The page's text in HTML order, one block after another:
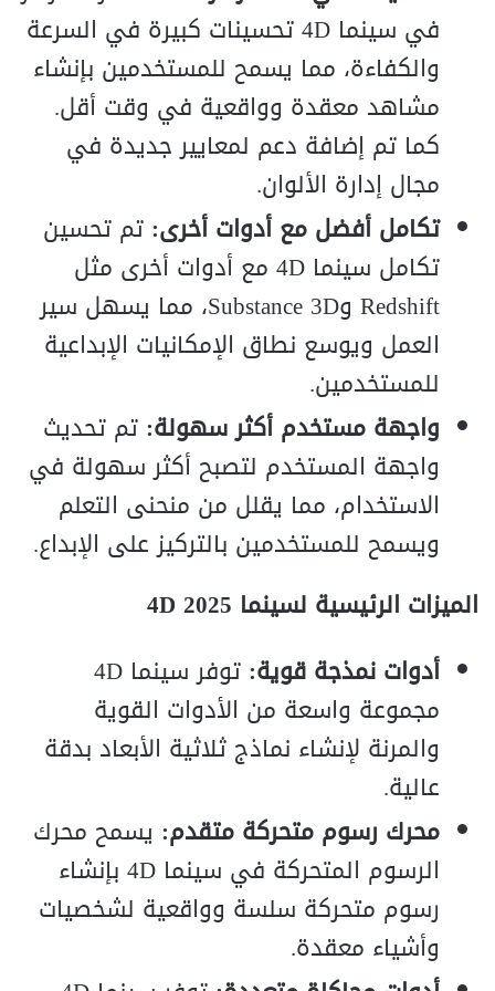
في سينما 4D تحسينات كبيرة في السرعة
والكفاءة، مما يسمح للمستخدمين بإنشاء
مشاهد معقدة وواقعية في وقت أقل.
كما تم إضافة دعم لمعايير جديدة في
مجال إدارة الألوان.
تكامل أفضل مع أدوات أخرى: تم تحسين
تكامل سينما 4D مع أدوات أخرى مثل
Redshift وSubstance 3D، مما يسهل سير
العمل ويوسع نطاق الإمكانيات الإبداعية
للمستخدمين.
واجهة مستخدم أكثر سهولة: تم تحديث
واجهة المستخدم لتصبح أكثر سهولة في
الاستخدام، مما يقلل من منحنى التعلم
ويسمح للمستخدمين بالتركيز على الإبداع.
الميزات الرئيسية لسينما 4D 2025
أدوات نمذجة قوية:
توفر سينما 4D
مجموعة واسعة من الأدوات القوية
والمرنة لإنشاء نماذج ثلاثية الأبعاد بدقة
عالية.
محرك رسوم متحركة متقدم: يسمح محرك
الرسوم المتحركة في سينما 4D بإنشاء
رسوم متحركة سلسة وواقعية لشخصيات
وأشياء معقدة.